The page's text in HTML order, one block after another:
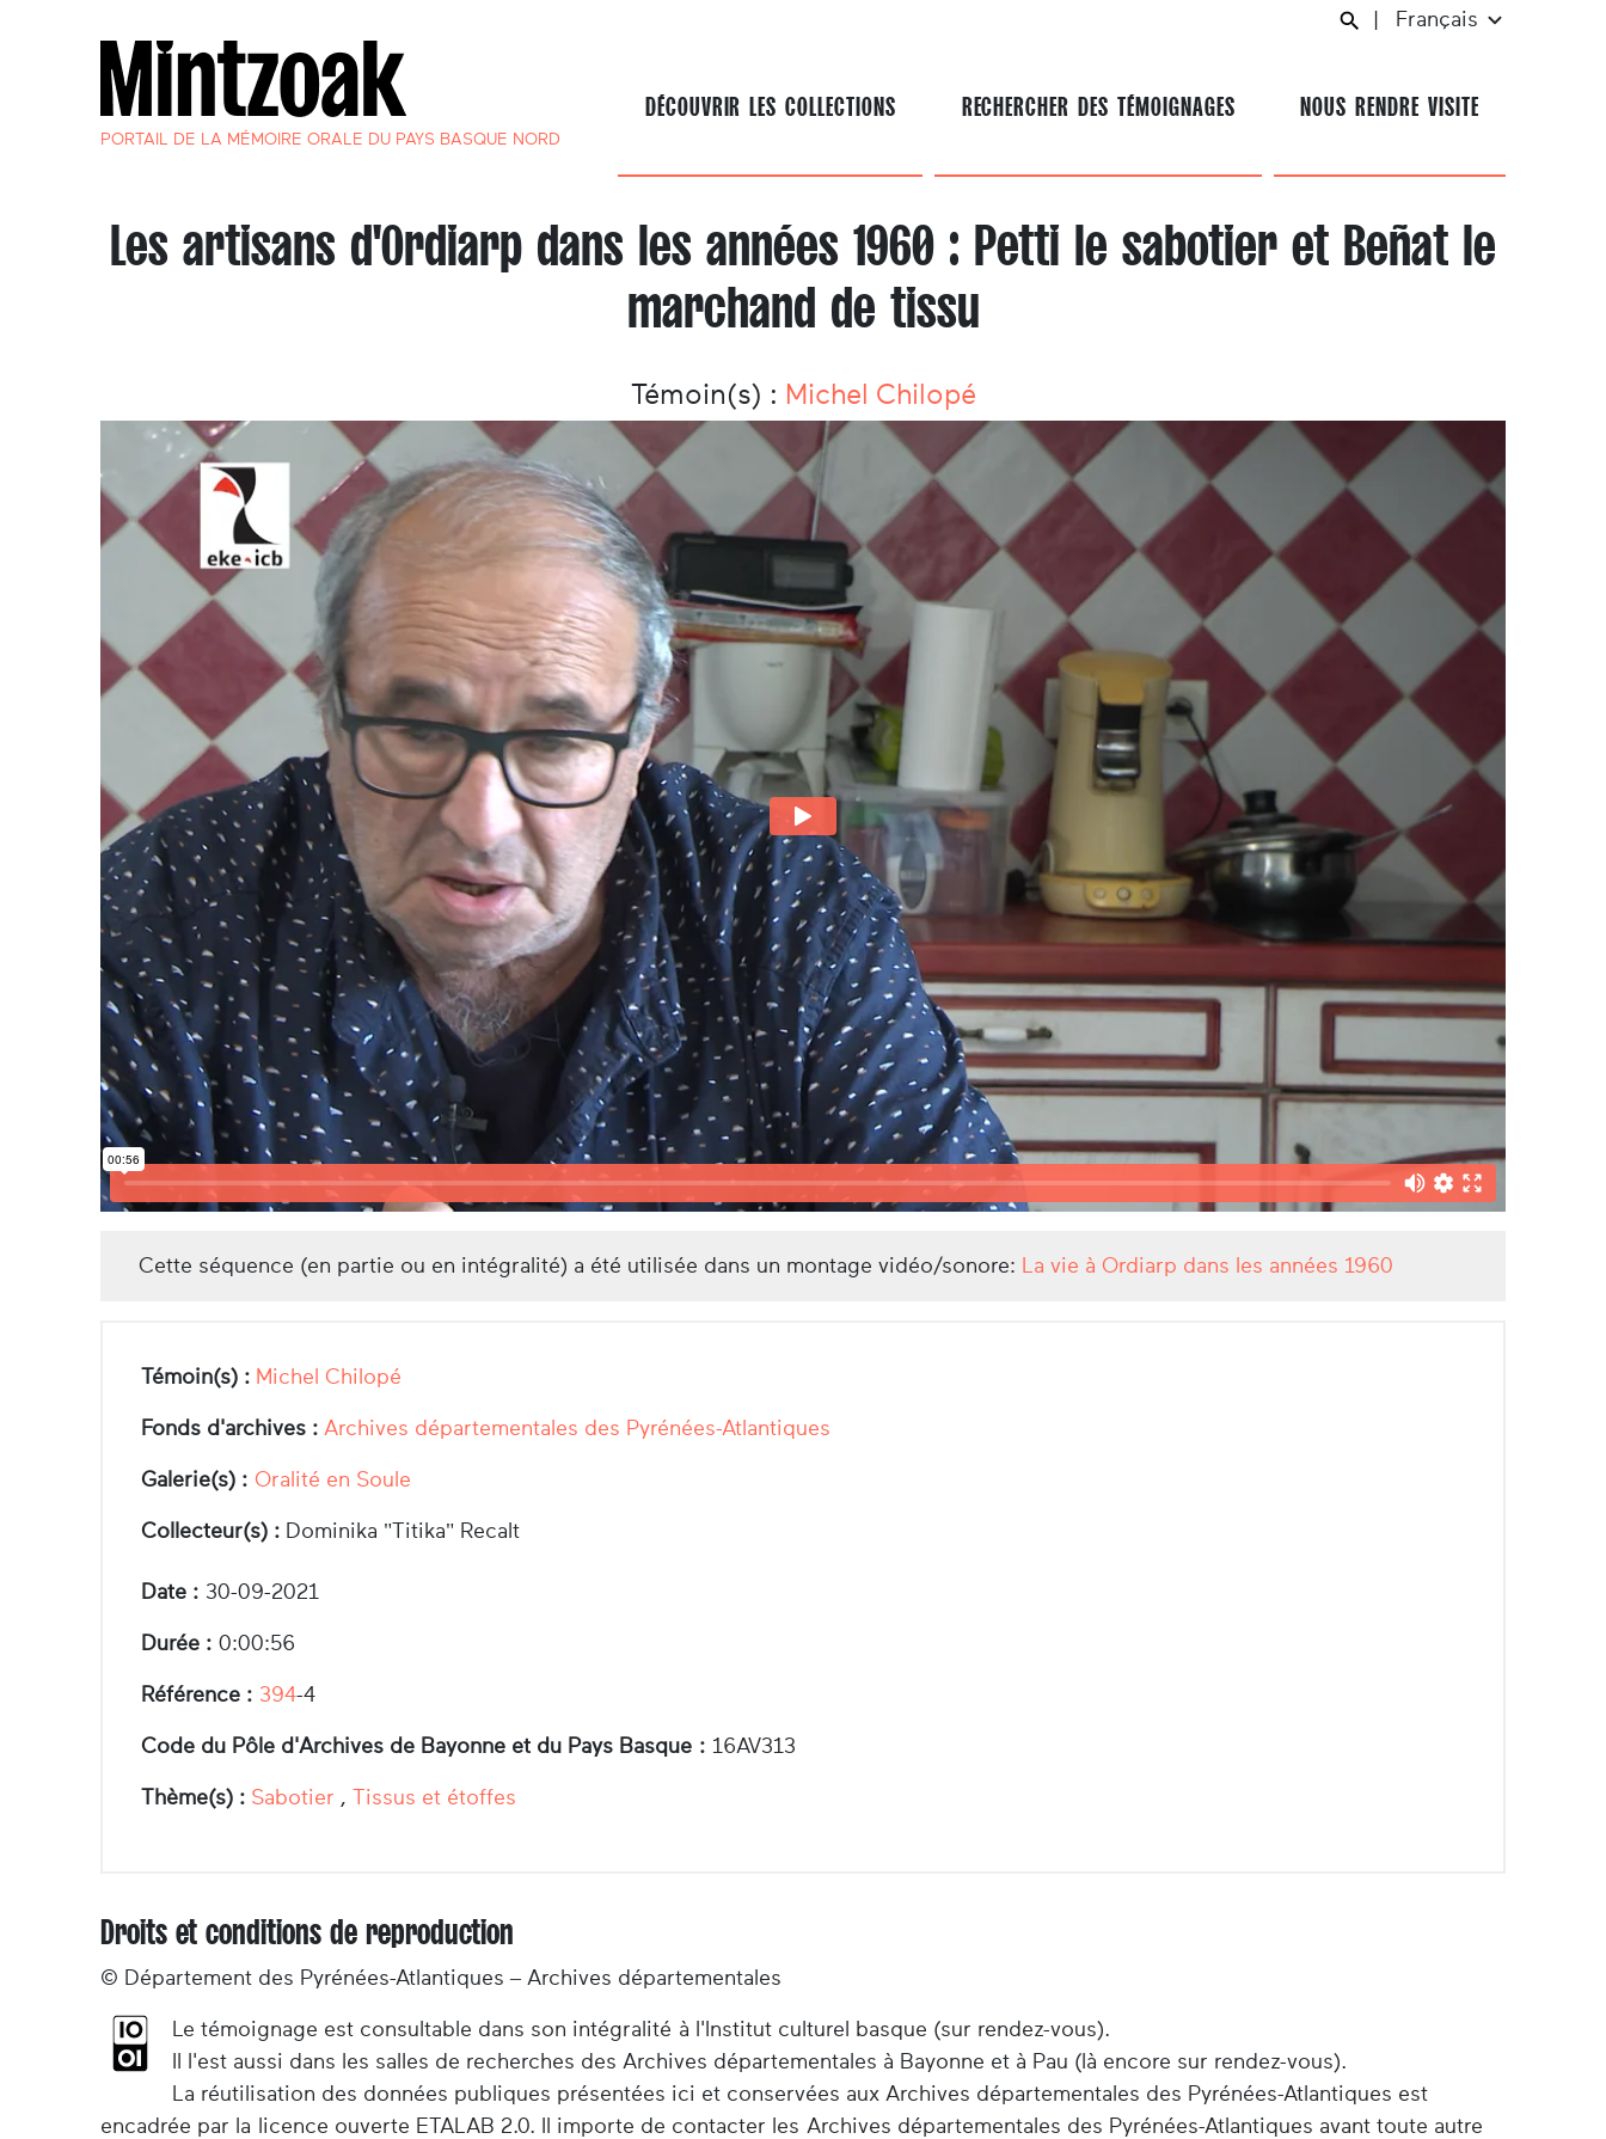
PORTAIL DE LA MÉMOIRE ORALE DU PAYS BASQUE NORD
Français
DÉCOUVRIR LES COLLECTIONS RECHERCHER DES TÉMOIGNAGES NOUS RENDRE VISITE
Les artisans d'Ordiarp dans les années 1960 : Petti le sabotier et Beñat le
marchand de tissu
Témoin(s) : Michel Chilopé
Cette séquence (en partie ou en intégralité) a été utilisée dans un montage vidéo/sonore: La vie à Ordiarp dans les années 1960
Témoin(s) : Michel Chilopé
Fonds d'archives : Archives départementales des Pyrénées-Atlantiques
Galerie(s) : Oralité en Soule
Collecteur(s) : Dominika "Titika" Recalt
Date : 30-09-2021
Durée : 0:00:56
Référence : 394-4
Code du Pôle d'Archives de Bayonne et du Pays Basque : 16AV313
Thème(s) : Sabotier , Tissus et étoffes
Droits et conditions de reproduction
© Département des Pyrénées-Atlantiques – Archives départementales
Le témoignage est consultable dans son intégralité à l'Institut culturel basque (sur rendez-vous).
Il l'est aussi dans les salles de recherches des Archives départementales à Bayonne et à Pau (là encore sur rendez-vous).
La réutilisation des données publiques présentées ici et conservées aux Archives départementales des Pyrénées-Atlantiques est
encadrée par la licence ouverte ETALAB 2.0. Il importe de contacter les Archives départementales des Pyrénées-Atlantiques avant toute autre